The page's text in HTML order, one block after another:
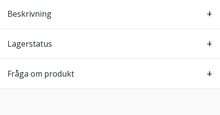
Beskrivning
Lagerstatus
Fråga om produkt